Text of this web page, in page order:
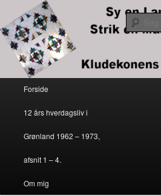
Sy en lap – strik en
Kludekonens blog
Fortsæt til primært indhold
Fortsæt til sekundært indhold
Forside
12 års hverdagsliv i
Grønland 1962 – 1973,
afsnit 1 – 4.
Om mig